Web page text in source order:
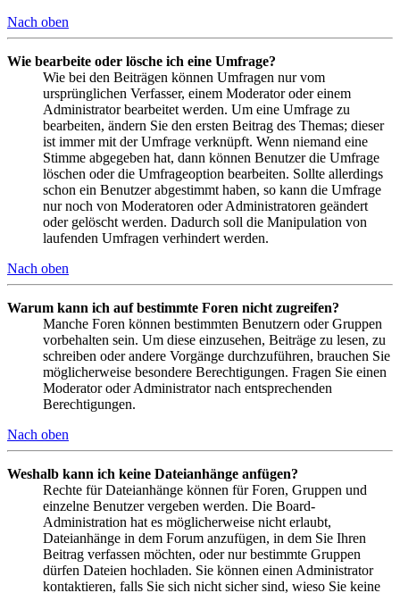
Nach oben
Wie bearbeite oder lösche ich eine Umfrage?
Wie bei den Beiträgen können Umfragen nur vom
ursprünglichen Verfasser, einem Moderator oder einem
Administrator bearbeitet werden. Um eine Umfrage zu
bearbeiten, ändern Sie den ersten Beitrag des Themas; dieser
ist immer mit der Umfrage verknüpft. Wenn niemand eine
Stimme abgegeben hat, dann können Benutzer die Umfrage
löschen oder die Umfrageoption bearbeiten. Sollte allerdings
schon ein Benutzer abgestimmt haben, so kann die Umfrage
nur noch von Moderatoren oder Administratoren geändert
oder gelöscht werden. Dadurch soll die Manipulation von
laufenden Umfragen verhindert werden.
Nach oben
Warum kann ich auf bestimmte Foren nicht zugreifen?
Manche Foren können bestimmten Benutzern oder Gruppen
vorbehalten sein. Um diese einzusehen, Beiträge zu lesen, zu
schreiben oder andere Vorgänge durchzuführen, brauchen Sie
möglicherweise besondere Berechtigungen. Fragen Sie einen
Moderator oder Administrator nach entsprechenden
Berechtigungen.
Nach oben
Weshalb kann ich keine Dateianhänge anfügen?
Rechte für Dateianhänge können für Foren, Gruppen und
einzelne Benutzer vergeben werden. Die Board-
Administration hat es möglicherweise nicht erlaubt,
Dateianhänge in dem Forum anzufügen, in dem Sie Ihren
Beitrag verfassen möchten, oder nur bestimmte Gruppen
dürfen Dateien hochladen. Sie können einen Administrator
kontaktieren, falls Sie sich nicht sicher sind, wieso Sie keine